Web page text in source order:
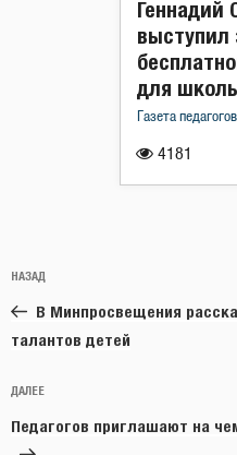
4181
Геннадий
выступил
для
Газета педагогов
по
записям
Предыдущая
запись:
НАЗАД
В Минпросвещения
талантов детей
Следующая
запись
ДАЛЕЕ
Педагогов приглашают на